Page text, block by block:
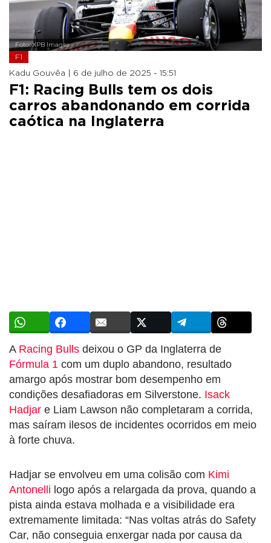
Foto: XPB Images
F1
Kadu Gouvêa | 6 de julho de 2025 - 15:51
F1: Racing Bulls tem os dois
carros abandonando em corrida
caótica na Inglaterra
A Racing Bulls deixou o GP da Inglaterra de
Fórmula 1 com um duplo abandono, resultado
amargo após mostrar bom desempenho em
condições desafiadoras em Silverstone. Isack
Hadjar e Liam Lawson não completaram a corrida,
mas saíram ilesos de incidentes ocorridos em meio
à forte chuva.
Hadjar se envolveu em uma colisão com Kimi
Antonelli logo após a relargada da prova, quando a
pista ainda estava molhada e a visibilidade era
extremamente limitada: “Nas voltas atrás do Safety
Car, não conseguia enxergar nada por causa da